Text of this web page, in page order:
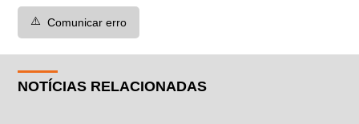
⚠️ Comunicar erro
NOTÍCIAS RELACIONADAS